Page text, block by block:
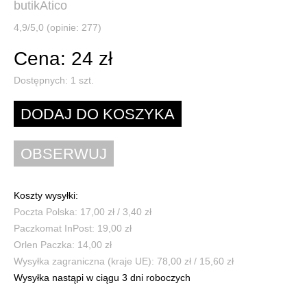
butikAtico
4,9/5,0 (opinie: 277)
Cena: 24 zł
Dostępnych: 1 szt.
Koszty wysyłki:
Poczta Polska: 17,00 zł / 3,40 zł
Paczkomat InPost: 19,00 zł
Orlen Paczka: 14,00 zł
Wysyłka zagraniczna (kraje UE): 78,00 zł / 15,60 zł
Wysyłka nastąpi w ciągu 3 dni roboczych